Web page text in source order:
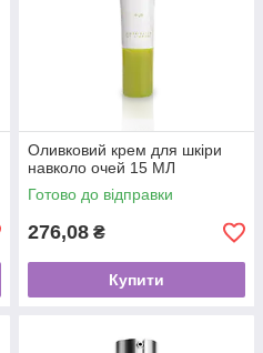
Оливковий крем для шкіри
навколо очей 15 МЛ
Готово до відправки
276,08 ₴
Купити